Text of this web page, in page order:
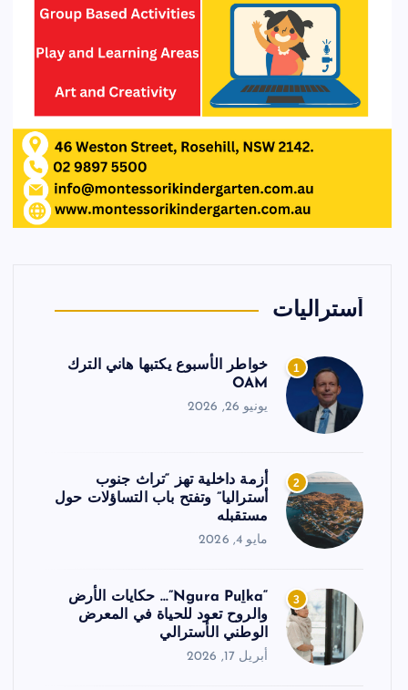
أستراليات
1
خواطر الأسبوع يكتبها هاني الترك
OAM
يونيو 26, 2026
2
أزمة داخلية تهز “تراث جنوب
أستراليا” وتفتح باب التساؤلات حول
مستقبله
مايو 4, 2026
3
“Ngura Puḻka”… حكايات الأرض
والروح تعود للحياة في المعرض
الوطني الأسترالي
أبريل 17, 2026